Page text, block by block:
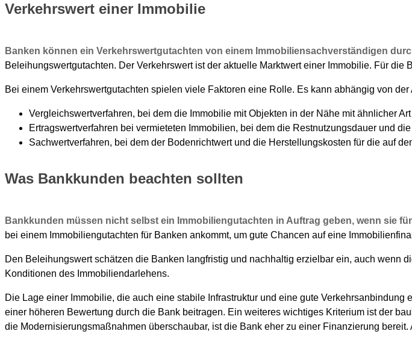
Verkehrswert einer Immobilie
Banken können ein Verkehrswertgutachten von einem Immobiliensachverständigen
Beleihungswertgutachten. Der Verkehrswert ist der aktuelle Marktwert einer Immobilie. Für die
Bei einem Verkehrswertgutachten spielen viele Faktoren eine Rolle. Es kann abhängig von
Vergleichswertverfahren, bei dem die Immobilie mit Objekten in der Nähe mit ähnlicher
Ertragswertverfahren bei vermieteten Immobilien, bei dem die Restnutzungsdauer und
Sachwertverfahren, bei dem der Bodenrichtwert und die Herstellungskosten für die auf
Was Bankkunden beachten sollten
Bankkunden müssen nicht selbst ein Immobiliengutachten in Auftrag geben, wenn sie
bei einem Immobiliengutachten für Banken ankommt, um gute Chancen auf eine
Den Beleihungswert schätzen die Banken langfristig und nachhaltig erzielbar ein, auch
Konditionen des Immobiliendarlehens.
Die Lage einer Immobilie, die auch eine stabile Infrastruktur und eine gute Verkehrsanbindung
einer höheren Bewertung durch die Bank beitragen. Ein weiteres wichtiges Kriterium ist der
die Modernisierungsmaßnahmen überschaubar, ist die Bank eher zu einer Finanzierung